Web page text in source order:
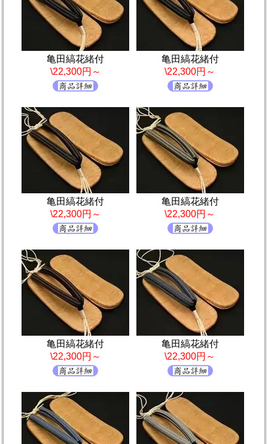
亀田縞花緒付
\22,300円～
亀田縞花緒付
\22,300円～
亀田縞花緒付
\22,300円～
亀田縞花緒付
\22,300円～
亀田縞花緒付
\22,300円～
亀田縞花緒付
\22,300円～